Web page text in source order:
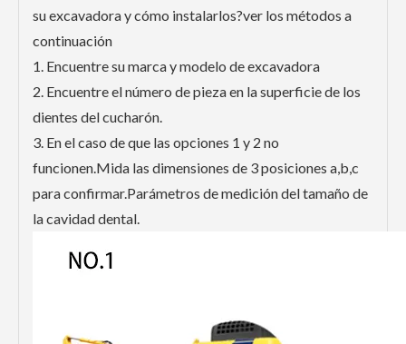
su excavadora y cómo instalarlos?ver los métodos a
continuación
1. Encuentre su marca y modelo de excavadora
2. Encuentre el número de pieza en la superficie de los
dientes del cucharón.
3. En el caso de que las opciones 1 y 2 no
funcionen.Mida las dimensiones de 3 posiciones a,b,c
para confirmar.Parámetros de medición del tamaño de
la cavidad dental.